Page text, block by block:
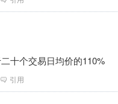
十个交易日均价的110%
引用